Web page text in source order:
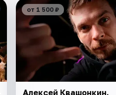
от 1 500 ₽
Алексей Квашонкин.